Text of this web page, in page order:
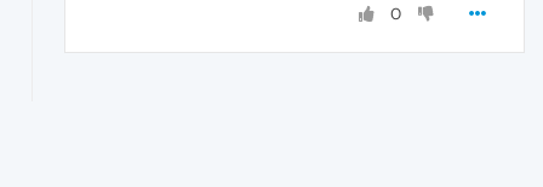
0